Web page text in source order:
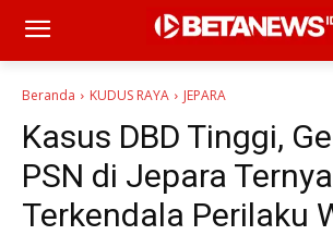
Beranda KUDUS RAYA JEPARA
Kasus DBD Tinggi,
PSN di Jepara
Terkendala Perilaku